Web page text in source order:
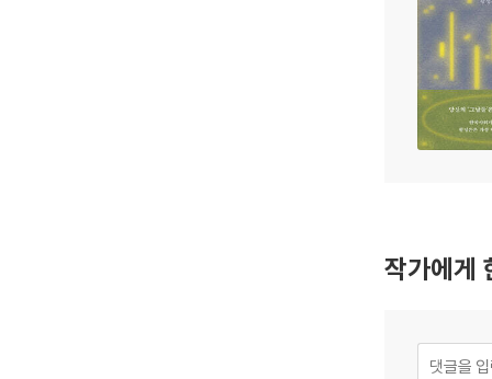
작가에게